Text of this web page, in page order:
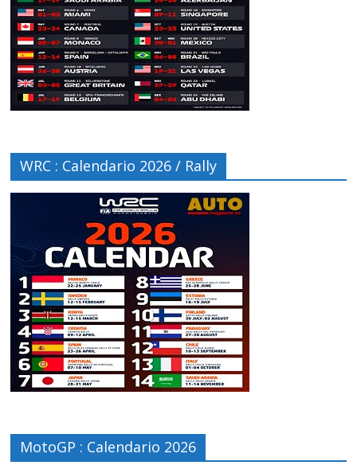
WRC : Calendario 2026 / Rally
MotoGP : Calendario 2026